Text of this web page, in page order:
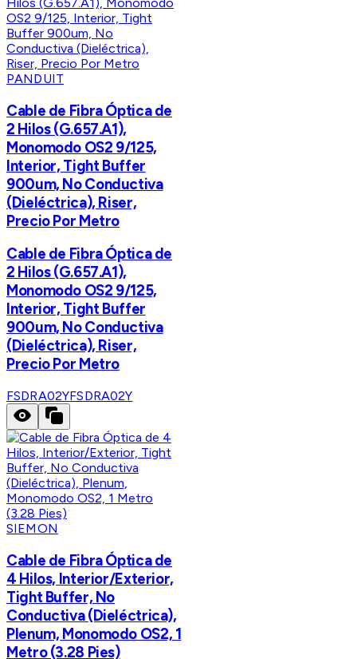
PANDUIT
Cable de Fibra Óptica de
2 Hilos (G.657.A1),
Monomodo OS2 9/125,
Interior, Tight Buffer
900um, No Conductiva
(Dieléctrica), Riser,
Precio Por Metro
Cable de Fibra Óptica de
2 Hilos (G.657.A1),
Monomodo OS2 9/125,
Interior, Tight Buffer
900um, No Conductiva
(Dieléctrica), Riser,
Precio Por Metro
FSDRA02YFSDRA02Y
SIEMON
Cable de Fibra Óptica de
4 Hilos, Interior/Exterior,
Tight Buffer, No
Conductiva (Dieléctrica),
Plenum, Monomodo OS2, 1
Metro (3.28 Pies)